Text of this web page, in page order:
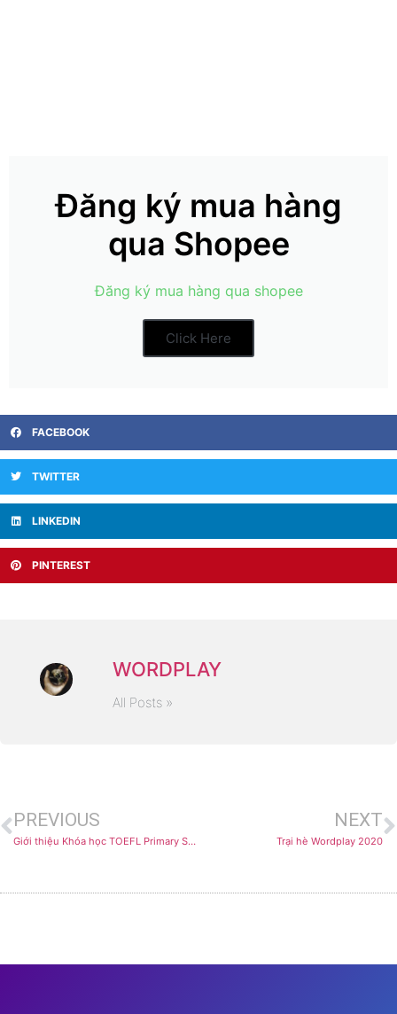
Đăng ký mua hàng
qua Shopee
Đăng ký mua hàng qua shopee
Click Here
FACEBOOK
TWITTER
LINKEDIN
PINTEREST
WORDPLAY
All Posts »
PREVIOUS
Giới thiệu Khóa học TOEFL Primary Step 2 tại Wordplay
NEXT
Trại hè Wordplay 2020